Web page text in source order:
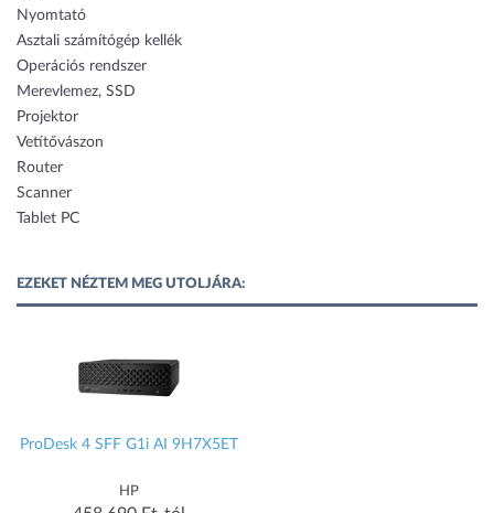
Nyomtató
Asztali számítógép kellék
Operációs rendszer
Merevlemez, SSD
Projektor
Vetítővászon
Router
Scanner
Tablet PC
EZEKET NÉZTEM MEG UTOLJÁRA:
ProDesk 4 SFF G1i AI 9H7X5ET
HP